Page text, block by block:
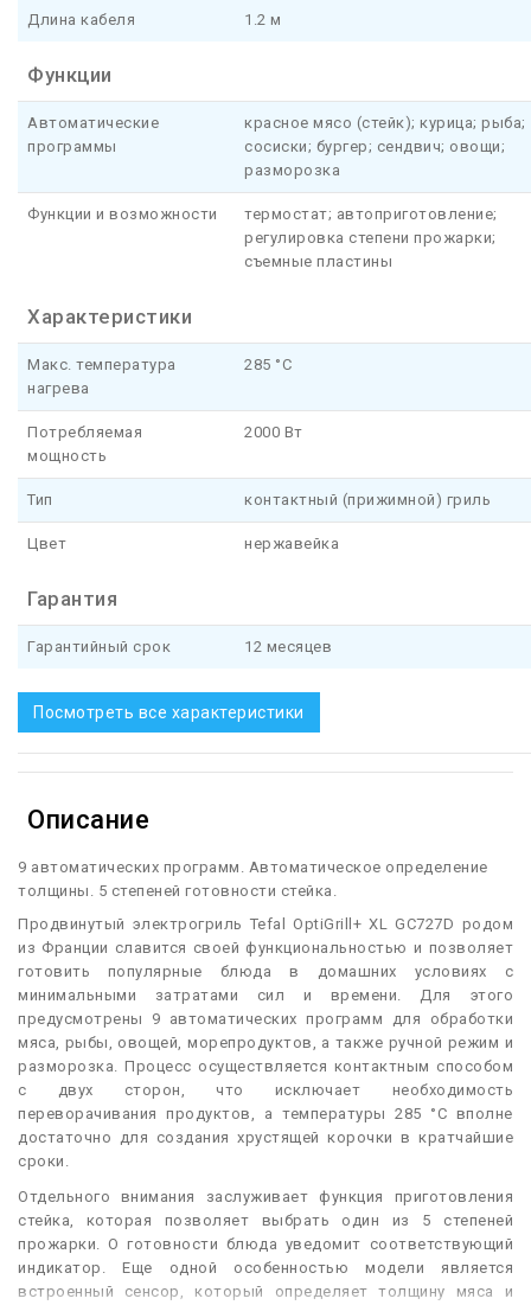
Длина кабеля 1.2 м
Функции
Автоматические
программы
красное мясо (стейк); курица; рыба;
сосиски; бургер; сендвич; овощи;
разморозка
Функции и возможности
термостат; автоприготовление;
регулировка степени прожарки;
съемные пластины
Характеристики
Макс. температура
нагрева
285 °C
Потребляемая
мощность
2000 Вт
Тип контактный (прижимной) гриль
Цвет нержавейка
Гарантия
Гарантийный срок 12 месяцев
Посмотреть все характеристики
Описание
9 автоматических программ. Автоматическое определение
толщины. 5 степеней готовности стейка.
Продвинутый электрогриль Tefal OptiGrill+ XL GC727D родом
из Франции славится своей функциональностью и позволяет
готовить популярные блюда в домашних условиях с
минимальными затратами сил и времени. Для этого
предусмотрены 9 автоматических программ для обработки
мяса, рыбы, овощей, морепродуктов, а также ручной режим и
разморозка. Процесс осуществляется контактным способом
с двух сторон, что исключает необходимость
переворачивания продуктов, а температуры 285 °C вполне
достаточно для создания хрустящей корочки в кратчайшие
сроки.
Отдельного внимания заслуживает функция приготовления
стейка, которая позволяет выбрать один из 5 степеней
прожарки. О готовности блюда уведомит соответствующий
индикатор. Еще одной особенностью модели является
встроенный сенсор, который определяет толщину мяса и